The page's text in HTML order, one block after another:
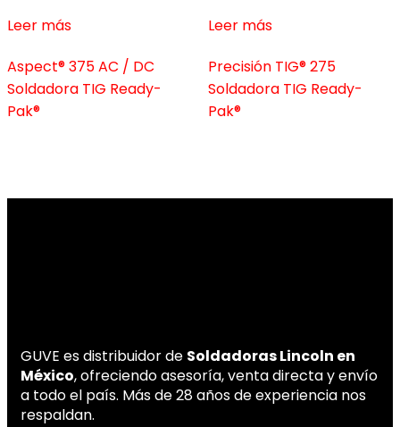
Leer más
Aspect® 375 AC / DC
Soldadora TIG Ready-
Pak®
Leer más
Precisión TIG® 275
Soldadora TIG Ready-
Pak®
GUVE es distribuidor de Soldadoras Lincoln en
México, ofreciendo asesoría, venta directa y envío
a todo el país. Más de 28 años de experiencia nos
respaldan.